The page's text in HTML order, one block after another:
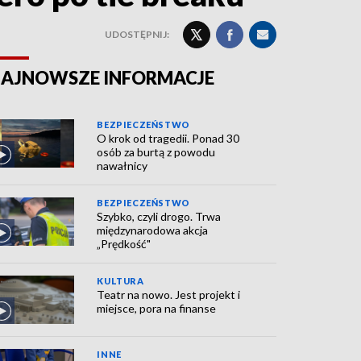
UDOSTĘPNIJ:
INFORMACJE
BEZPIECZEŃSTWO
O krok od tragedii. Ponad 30
osób za burtą z powodu
nawałnicy
BEZPIECZEŃSTWO
Szybko, czyli drogo. Trwa
międzynarodowa akcja
„Prędkość"
KULTURA
Teatr na nowo. Jest projekt i
miejsce, pora na finanse
INNE